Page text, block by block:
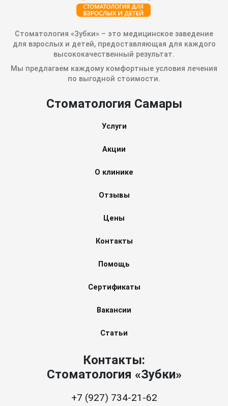
Стоматология «Зубки» – это медицинское заведение
для взрослых и детей, предоставляющая для каждого
высококачественный результат.
Мы предлагаем каждому комфортные условия лечения
по выгодной стоимости.
Стоматология Самары
Услуги
Акции
О клинике
Отзывы
Цены
Контакты
Помощь
Сертификаты
Вакансии
Статьи
Контакты:
Стоматология «Зубки»
+7 (927) 734-21-62